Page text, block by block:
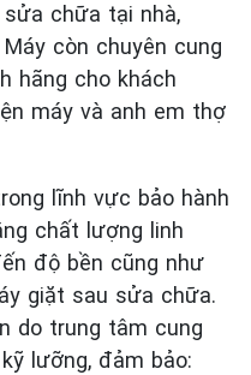
sửa chữa tại nhà,
còn chuyên cung
hãng cho khách
máy và anh em thợ
lĩnh vực bảo hành
chất lượng linh
độ bền cũng như
giặt sau sửa chữa.
do trung tâm cung
lưỡng, đảm bảo: